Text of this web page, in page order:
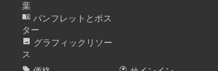
葉
menu_book パンフレットとポス
ター
image グラフィックリソー
ス